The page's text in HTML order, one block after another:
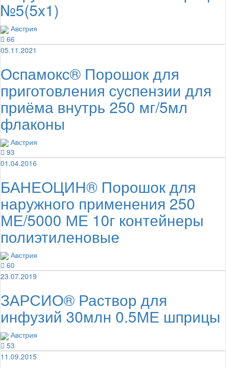
№5(5x1)
Австрия
66
05.11.2021
Оспамокс® Порошок для
приготовления суспензии для
приёма внутрь 250 мг/5мл
флаконы
Австрия
93
01.04.2016
БАНЕОЦИН® Порошок для
наружного применения 250
МЕ/5000 МЕ 10г контейнеры
полиэтиленовые
Австрия
60
23.07.2019
ЗАРСИО® Раствор для
инфузий 30млн 0.5МЕ шприцы
Австрия
53
11.09.2015